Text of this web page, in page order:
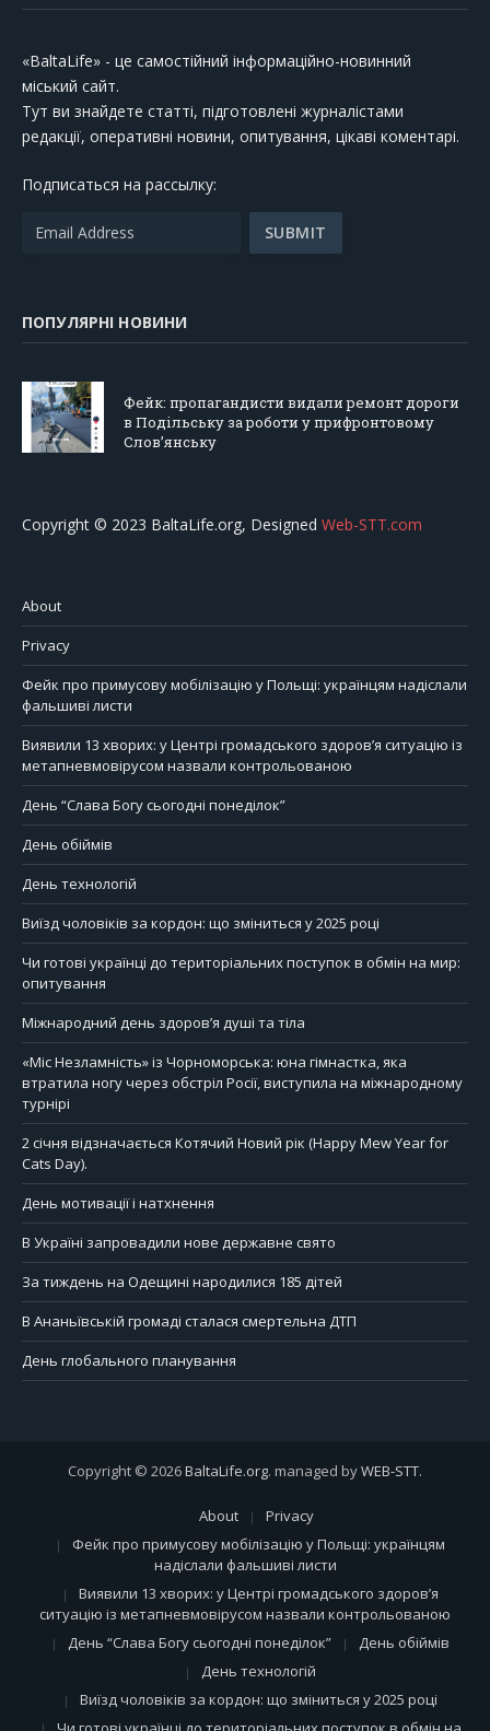
«BaltaLife» - це самостійний інформаційно-новинний
міський сайт.
Тут ви знайдете статті, підготовлені журналістами
редакції, оперативні новини, опитування, цікаві коментарі.
Подписаться на рассылку:
ПОПУЛЯРНІ НОВИНИ
Фейк: пропагандисти видали ремонт дороги
в Подільську за роботи у прифронтовому
Слов’янську
Copyright © 2023 BaltaLife.org, Designed Web-STT.com
About
Privacy
Фейк про примусову мобілізацію у Польщі: українцям надіслали
фальшиві листи
Виявили 13 хворих: у Центрі громадського здоров’я ситуацію із
метапневмовірусом назвали контрольованою
День “Слава Богу сьогодні понеділок”
День обіймів
День технологій
Виїзд чоловіків за кордон: що зміниться у 2025 році
Чи готові українці до територіальних поступок в обмін на мир:
опитування
Міжнародний день здоров’я душі та тіла
«Міс Незламність» із Чорноморська: юна гімнастка, яка
втратила ногу через обстріл Росії, виступила на міжнародному
турнірі
2 січня відзначається Котячий Новий рік (Happy Mew Year for
Cats Day).
День мотивації і натхнення
В Україні запровадили нове державне свято
За тиждень на Одещині народилися 185 дітей
В Ананьївській громаді сталася смертельна ДТП
День глобального планування
Copyright © 2026BaltaLife.org. managed byWEB-STT.
About
Privacy
Фейк про примусову мобілізацію у Польщі: українцям
надіслали фальшиві листи
Виявили 13 хворих: у Центрі громадського здоров’я
ситуацію із метапневмовірусом назвали контрольованою
День “Слава Богу сьогодні понеділок”
День обіймів
День технологій
Виїзд чоловіків за кордон: що зміниться у 2025 році